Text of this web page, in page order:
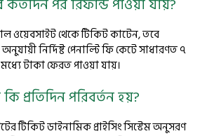
কতদিন পর রিফান্ড পাওয়া যায়?
ওয়েবসাইট থেকে টিকিট কাটেন, তবে
নির্দিষ্ট পেনাল্টি ফি কেটে সাধারণত ৭
টাকা ফেরত পাওয়া যায়।
প্রতিদিন পরিবর্তন হয়?
টিকিট ডাইনামিক প্রাইসিং সিস্টেম অনুসরণ